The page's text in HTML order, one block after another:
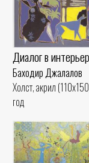
Диалог в
Баходир Джалалов
Холст, акрил
год